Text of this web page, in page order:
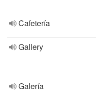
Cafetería
Gallery
Galería